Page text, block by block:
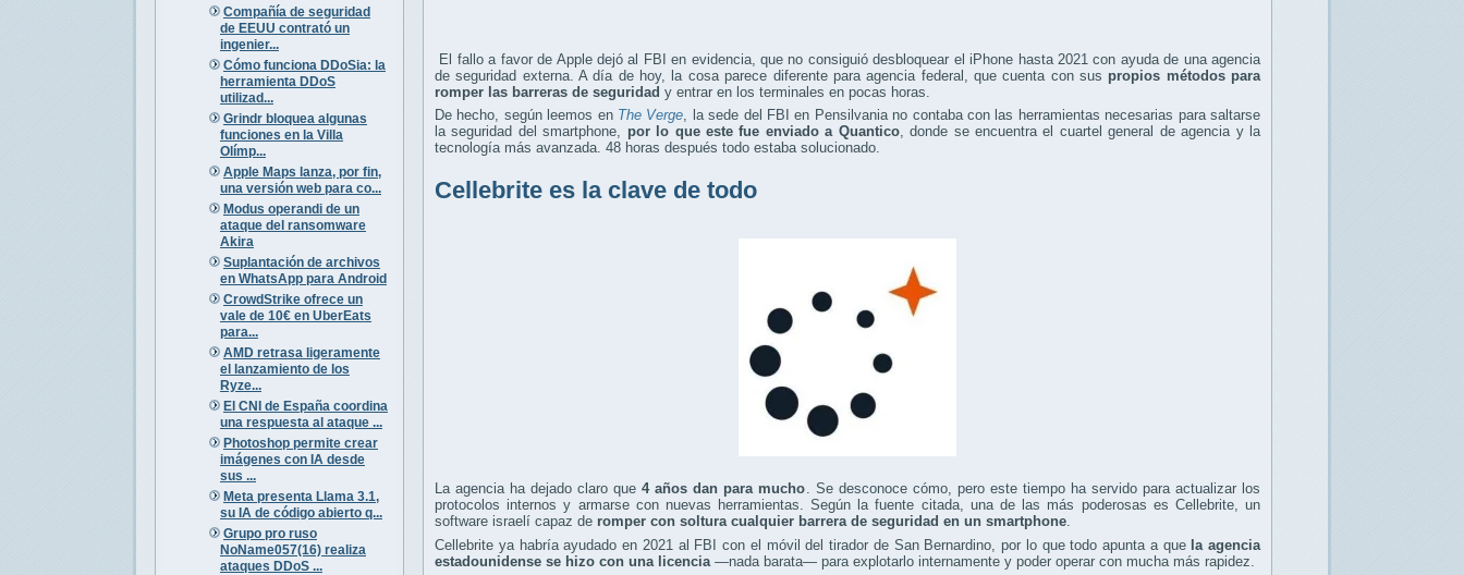
Compañía de seguridad
de EEUU contrató un
ingenier...
Cómo funciona DDoSia: la
herramienta DDoS
utilizad...
Grindr bloquea algunas
funciones en la Villa
Olímp...
Apple Maps lanza, por fin,
una versión web para co...
Modus operandi de un
ataque del ransomware
Akira
Suplantación de archivos
en WhatsApp para Android
CrowdStrike ofrece un
vale de 10€ en UberEats
para...
AMD retrasa ligeramente
el lanzamiento de los
Ryze...
El CNI de España coordina
una respuesta al ataque ...
Photoshop permite crear
imágenes con IA desde
sus ...
Meta presenta Llama 3.1,
su IA de código abierto q...
Grupo pro ruso
NoName057(16) realiza
ataques DDoS ...
El fallo a favor de Apple dejó al FBI en evidencia, que no consiguió desbloquear el iPhone hasta 2021 con ayuda de una agencia
de seguridad externa. A día de hoy, la cosa parece diferente para agencia federal, que cuenta con sus propios métodos para
romper las barreras de seguridad y entrar en los terminales en pocas horas.
De hecho, según leemos en The Verge, la sede del FBI en Pensilvania no contaba con las herramientas necesarias para saltarse
la seguridad del smartphone, por lo que este fue enviado a Quantico, donde se encuentra el cuartel general de agencia y la
tecnología más avanzada. 48 horas después todo estaba solucionado.
Cellebrite es la clave de todo
La agencia ha dejado claro que 4 años dan para mucho. Se desconoce cómo, pero este tiempo ha servido para actualizar los
protocolos internos y armarse con nuevas herramientas. Según la fuente citada, una de las más poderosas es Cellebrite, un
software israelí capaz de romper con soltura cualquier barrera de seguridad en un smartphone.
Cellebrite ya habría ayudado en 2021 al FBI con el móvil del tirador de San Bernardino, por lo que todo apunta a que la agencia
estadounidense se hizo con una licencia —nada barata— para explotarlo internamente y poder operar con mucha más rapidez.